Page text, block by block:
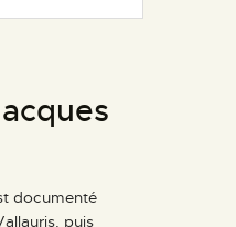
LUC
documenté
puis